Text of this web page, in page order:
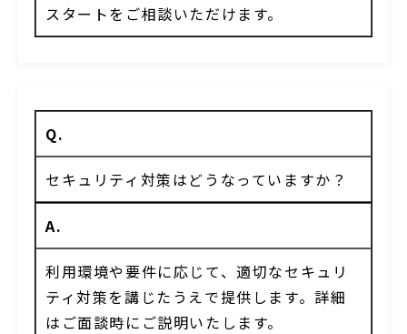
スタートをご相談いただけます。
Q.
セキュリティ対策はどうなっていますか？
A.
利用環境や要件に応じて、適切なセキュリ
ティ対策を講じたうえで提供します。詳細
はご面談時にご説明いたします。